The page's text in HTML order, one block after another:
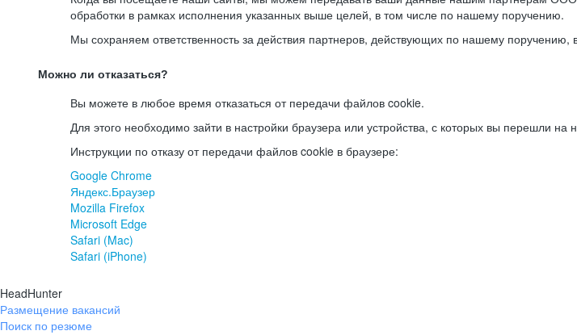
обработки в рамках исполнения указанных выше целей, в том числе по нашему поручению.
Мы сохраняем ответственность за действия партнеров, действующих по нашему
Можно ли отказаться?
Вы можете в любое время отказаться от передачи файлов cookie.
Для этого необходимо зайти в настройки браузера или устройства, с которых вы перешли
Инструкции по отказу от передачи файлов cookie в браузере:
Google Chrome
Яндекс.Браузер
Mozilla Firefox
Microsoft Edge
Safari (Mac)
Safari (iPhone)
HeadHunter
Размещение вакансий
Поиск по резюме